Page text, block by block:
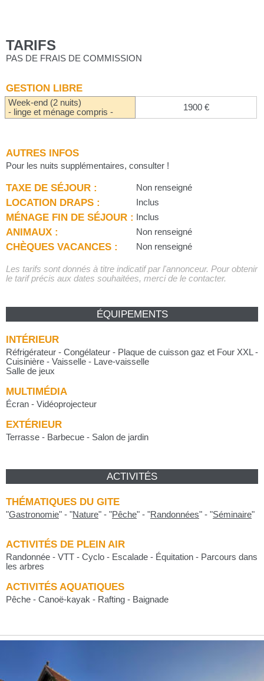
TARIFS
PAS DE FRAIS DE COMMISSION
GESTION LIBRE
Week-end (2 nuits)
- linge et ménage compris -
1900 €
AUTRES INFOS
Pour les nuits supplémentaires, consulter !
TAXE DE SÉJOUR : Non renseigné
LOCATION DRAPS : Inclus
MÉNAGE FIN DE SÉJOUR : Inclus
ANIMAUX : Non renseigné
CHÈQUES VACANCES : Non renseigné
Les tarifs sont donnés à titre indicatif par l'annonceur. Pour obtenir
le tarif précis aux dates souhaitées, merci de le contacter.
ÉQUIPEMENTS
INTÉRIEUR
Réfrigérateur - Congélateur - Plaque de cuisson gaz et Four XXL -
Cuisinière - Vaisselle - Lave-vaisselle
Salle de jeux
MULTIMÉDIA
Écran - Vidéoprojecteur
EXTÉRIEUR
Terrasse - Barbecue - Salon de jardin
ACTIVITÉS
THÉMATIQUES DU GITE
"Gastronomie" - "Nature" - "Pêche" - "Randonnées" - "Séminaire"
ACTIVITÉS DE PLEIN AIR
Randonnée - VTT - Cyclo - Escalade - Équitation - Parcours dans
les arbres
ACTIVITÉS AQUATIQUES
Pêche - Canoë-kayak - Rafting - Baignade